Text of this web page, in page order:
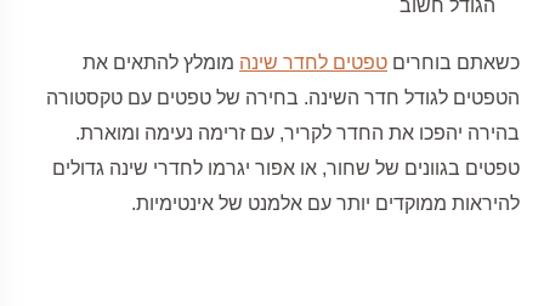
הגודל חשוב
כשאתם בוחרים טפטים לחדר שינה מומלץ להתאים את
הטפטים לגודל חדר השינה. בחירה של טפטים עם טקסטורה
בהירה יהפכו את החדר לקריר, עם זרימה נעימה ומוארת.
טפטים בגוונים של שחור, או אפור יגרמו לחדרי שינה גדולים
להיראות ממוקדים יותר עם אלמנט של אינטימיות.